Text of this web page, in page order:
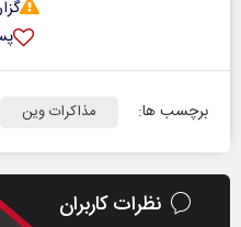
برچسب ها: مذاکرات وین
نظرات کاربران